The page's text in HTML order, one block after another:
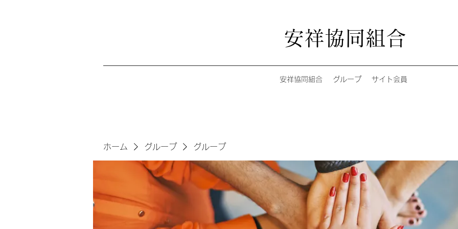
安祥協同組合
安祥協同組合 グループ サイト会員
ホーム グループ グループ